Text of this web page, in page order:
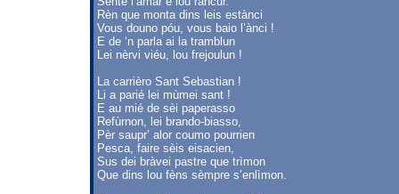
Rèn que monta dins leis estànci
Vous douno póu, vous baio l’ànci !
E de ‘n parla ai la tramblun
Lei nèrvi viéu, lou frejoulun !
La carrièro Sant Sebastian !
Li a parié lei mùmei sant !
E au mié de sèi paperasso
Refùrnon, lei brando-biasso,
Pèr saupr’ alor coumo pourrien
Pesca, faire sèis eisacien,
Sus dei bràvei pastre que trìmon
Que dins lou fèns sèmpre s’enlìmon.